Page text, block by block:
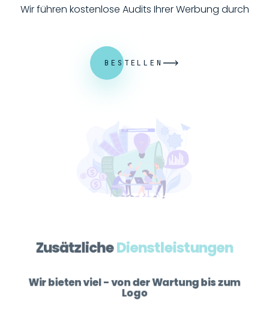
Wir führen kostenlose Audits Ihrer Werbung durch
BESTELLEN
ZusätzlicheDienstleistungen
Wir bieten viel - von der Wartung bis zum
Logo